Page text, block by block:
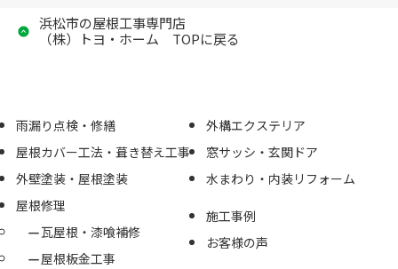
浜松市の屋根工事専門店
（株）トヨ・ホーム TOPに戻る
雨漏り点検・修繕
屋根カバー工法・葺き替え工事
外壁塗装・屋根塗装
屋根修理
瓦屋根・漆喰補修
屋根板金工事
外構エクステリア
窓サッシ・玄関ドア
水まわり・内装リフォーム
施工事例
お客様の声